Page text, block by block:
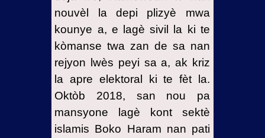
nouvèl la depi plizyè mwa
kounye a, e lagè sivil la ki te
kòmanse twa zan de sa nan
rejyon lwès peyi sa a, ak kriz
la apre elektoral ki te fèt la.
Oktòb 2018, san nou pa
mansyone lagè kont sektè
islamis Boko Haram nan pati